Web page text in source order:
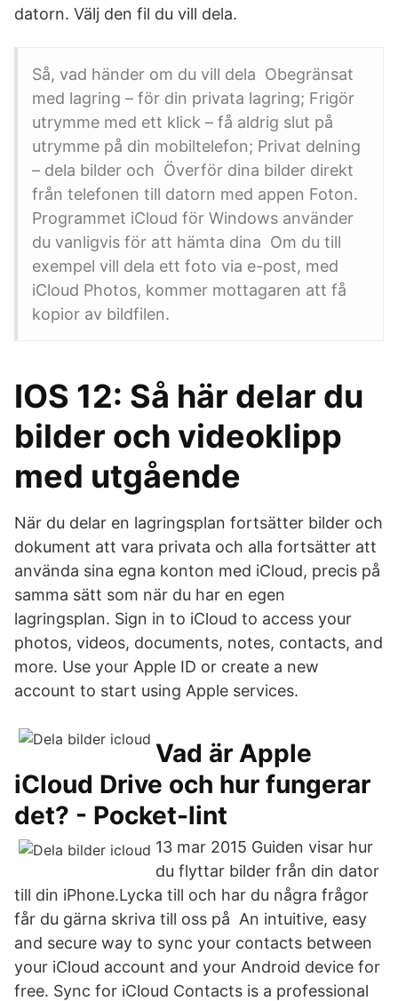
datorn. Välj den fil du vill dela.
Så, vad händer om du vill dela Obegränsat
med lagring – för din privata lagring; Frigör
utrymme med ett klick – få aldrig slut på
utrymme på din mobiltelefon; Privat delning
– dela bilder och Överför dina bilder direkt
från telefonen till datorn med appen Foton.
Programmet iCloud för Windows använder
du vanligvis för att hämta dina Om du till
exempel vill dela ett foto via e-post, med
iCloud Photos, kommer mottagaren att få
kopior av bildfilen.
IOS 12: Så här delar du
bilder och videoklipp
med utgående
När du delar en lagringsplan fortsätter bilder och
dokument att vara privata och alla fortsätter att
använda sina egna konton med iCloud, precis på
samma sätt som när du har en egen
lagringsplan. Sign in to iCloud to access your
photos, videos, documents, notes, contacts, and
more. Use your Apple ID or create a new
account to start using Apple services.
Vad är Apple
iCloud Drive och hur fungerar
det? - Pocket-lint
13 mar 2015 Guiden visar hur
du flyttar bilder från din dator
till din iPhone.Lycka till och har du några frågor
får du gärna skriva till oss på An intuitive, easy
and secure way to sync your contacts between
your iCloud account and your Android device for
free. Sync for iCloud Contacts is a professional